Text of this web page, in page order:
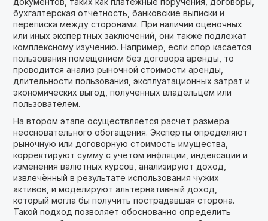
бухгалтерская отчётность, банковские выписки и
переписка между сторонами. При наличии оценочных
или иных экспертных заключений, они также подлежат
комплексному изучению. Например, если спор касается
пользования помещением без договора аренды, то
проводится анализ рыночной стоимости аренды,
длительности пользования, эксплуатационных затрат и
экономических выгод, полученных владельцем или
пользователем.
На втором этапе осуществляется расчёт размера
неосновательного обогащения. Эксперты определяют
рыночную или договорную стоимость имущества,
корректируют сумму с учётом инфляции, индексации и
изменения валютных курсов, анализируют доход,
извлечённый в результате использования чужих
активов, и моделируют альтернативный доход,
который могла бы получить пострадавшая сторона.
Такой подход позволяет обоснованно определить